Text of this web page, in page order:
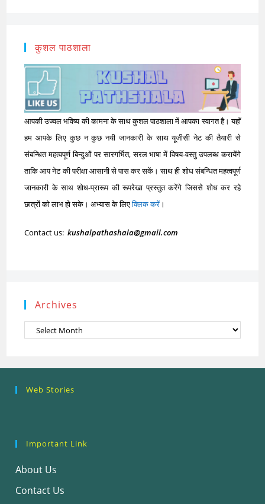
कुशल पाठशाला
आपकी उज्वल भविष्य की कामना के साथ कुशल पाठशाला में आपका स्वागत है। यहाँ
हम आपके लिए कुछ न कुछ नयी जानकारी के साथ यूजीसी नेट की तैयारी से
संबन्धित महत्वपूर्ण बिन्दुओं पर सारगर्भित, सरल भाषा में विषय-वस्तु उपलब्ध करायेंगे
ताकि आप नेट की परीक्षा आसानी से पास कर सकें। साथ ही शोध संबन्धित महत्वपूर्ण
जानकारी के साथ शोध-प्रारूप की रूपरेखा प्रस्तुत करेंगे जिससे शोध कर रहे
छात्रों को लाभ हो सके। अभ्यास के लिएक्लिक करें ।
Contact us:kushalpathashala@gmail.com
Archives
Archives
Web Stories
Ethics (शोध
Important Link
About Us
Contact Us